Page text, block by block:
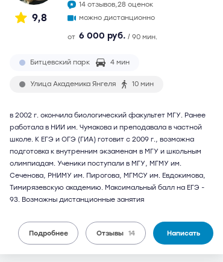
9,8
14 отзывов,28 оценок
можно дистанционно
от 6 000 руб. / 90 мин.
Битцевский парк 4 мин
Улица Академика Янгеля 10 мин
в 2002 г. окончила биологический факультет МГУ. Ранее
работала в НИИ им. Чумакова и преподавала в частной
школе. К ЕГЭ и ОГЭ (ГИА) готовит с 2009 г., возможна
подготовка к внутренним экзаменам в МГУ и школьным
олимпиадам. Ученики поступали в МГУ, МГМУ им.
Сеченова, РНИМУ им. Пирогова, МГМСУ им. Евдокимова,
Тимирязевскую академию. Максимальный балл на ЕГЭ -
93. Возможны дистанционные занятия
Подробнее Отзывы 14 Написать